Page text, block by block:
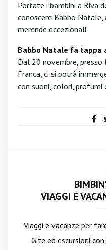
Portate i bambini a Riva
conoscere Babbo
merende eccezionali.
Babbo Natale fa tappa
Dal 20 novembre,
Franca, ci si potrà
con suoni, colori,
VIAGGI E
Viaggi e vacanze per
Gite ed escursioni